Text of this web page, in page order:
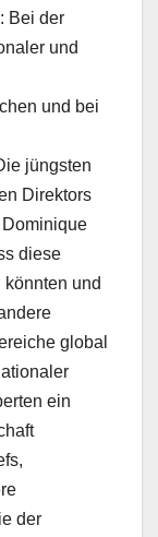
Bei der
und
und bei
jüngsten
Direktors
diese
und
global
ein
der